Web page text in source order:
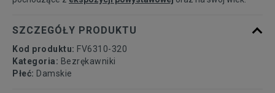
SZCZEGÓŁY PRODUKTU
Kod produktu: FV6310-320
Kategoria: Bezrękawniki
Płeć: Damskie